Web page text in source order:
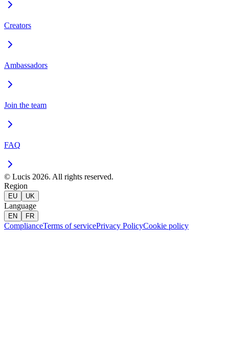
Creators
Ambassadors
Join the team
FAQ
© Lucis 2026. All rights reserved.
Region
EU UK
Language
EN FR
ComplianceTerms of servicePrivacy PolicyCookie policy